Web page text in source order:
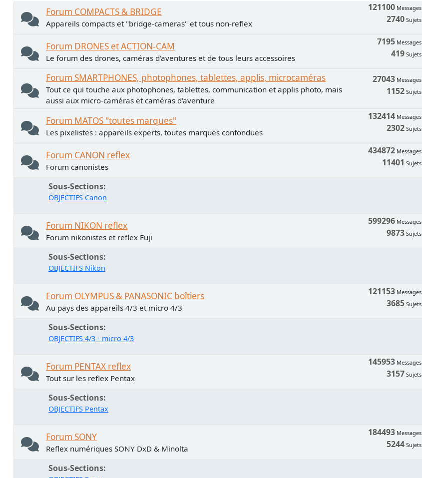
Forum COMPACTS & BRIDGE
Appareils compacts et "bridge-cameras" et tous non-reflex
121100 Messages
2740 Sujets
Forum DRONES et ACTION-CAM
Le forum des drones, caméras d'aventures et de tous leurs accessoires
7195 Messages
419 Sujets
Forum SMARTPHONES, photophones, tablettes, applis, microcaméras
Tout ce qui touche aux photophones, tablettes, communication et applis photo, mais
aussi aux micro-caméras et caméras d'aventure
27043 Messages
1152 Sujets
Forum MATOS "toutes marques"
Les pixelistes : appareils experts, toutes marques confondues
132414 Messages
2302 Sujets
Forum CANON reflex
Forum canonistes
434872 Messages
11401 Sujets
Sous-Sections
OBJECTIFS Canon
Forum NIKON reflex
Forum nikonistes et reflex Fuji
599296 Messages
9873 Sujets
Sous-Sections
OBJECTIFS Nikon
Forum OLYMPUS & PANASONIC boîtiers
Au pays des appareils 4/3 et micro 4/3
121153 Messages
3685 Sujets
Sous-Sections
OBJECTIFS 4/3 - micro 4/3
Forum PENTAX reflex
Tout sur les reflex Pentax
145953 Messages
3157 Sujets
Sous-Sections
OBJECTIFS Pentax
Forum SONY
Reflex numériques SONY DxD & Minolta
184493 Messages
5244 Sujets
Sous-Sections